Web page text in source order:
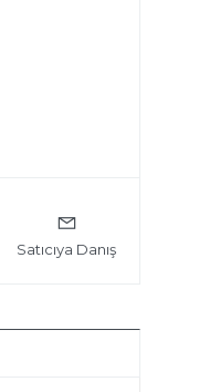
Satıcıya Danış